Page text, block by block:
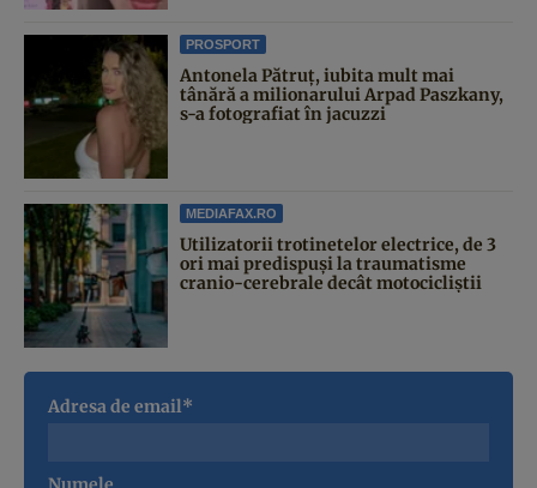
PROSPORT
Antonela Pătruț, iubita mult mai
tânără a milionarului Arpad Paszkany,
s-a fotografiat în jacuzzi
MEDIAFAX.RO
Utilizatorii trotinetelor electrice, de 3
ori mai predispuși la traumatisme
cranio-cerebrale decât motocicliștii
Adresa de email*